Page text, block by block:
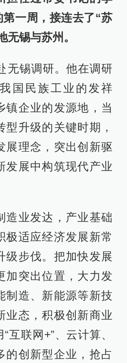
发展中构筑现代产业
极适应经济发展新常
级步伐。把加快发展
加突出位置，大力发
制造、新能源等新技
态，积极创新商业
“互联网+”、云计算、
创新型企业，抢占
制高点。加快改造提
高企业的市场竞争
高端迈进。
锡博世汽车柴油系
前往苏州调研。他
开放的排头兵，经济